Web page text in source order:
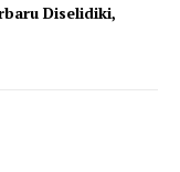
Diselidiki,